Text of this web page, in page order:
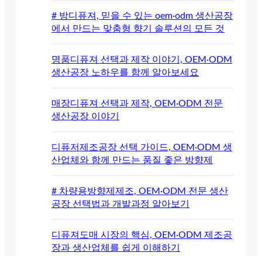
# 방디퓨져, 믿을 수 있는 oem·odm 생산공장
에서 만드는 맞춤형 향기 솔루션의 모든 것
명품디퓨져 선택과 제작 이야기, OEM·ODM
생산공장 노하우를 함께 알아보세요
매장디퓨져 선택과 제작, OEM·ODM 전문
생산공장 이야기
디퓨저제조공장 선택 가이드, OEM·ODM 생
산업체와 함께 만드는 품질 좋은 방향제
# 차량용방향제제조, OEM·ODM 전문 생산
공장 선택법과 개발과정 알아보기
디퓨져도매 시장의 핵심, OEM·ODM 제조공
장과 생산업체를 쉽게 이해하기